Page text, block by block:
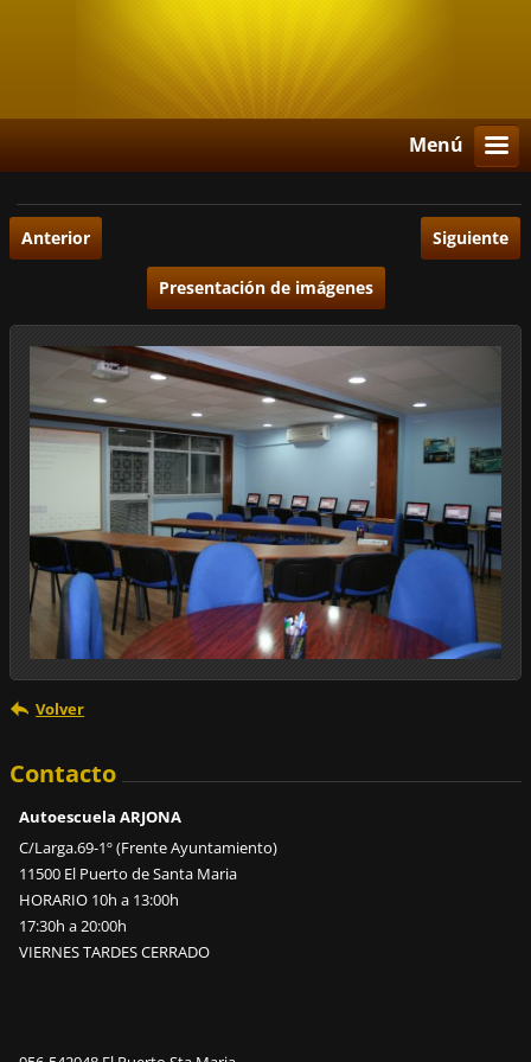
Menú
Anterior Siguiente
Presentación de imágenes
Volver
Contacto
Autoescuela ARJONA
C/Larga.69-1º (Frente Ayuntamiento)
11500 El Puerto de Santa Maria
HORARIO 10h a 13:00h
17:30h a 20:00h
VIERNES TARDES CERRADO